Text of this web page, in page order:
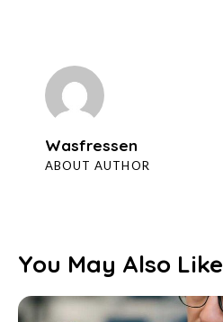
Wasfressen
ABOUT AUTHOR
You May Also Like